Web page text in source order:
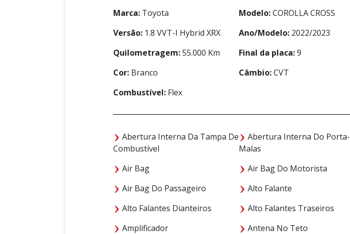
Marca: Toyota Modelo:COROLLA CROSS
Versão: 1.8 VVT-I Hybrid XRX Ano/Modelo: 2022/2023
Quilometragem:55.000 Km Final da placa:9
Cor: Branco Câmbio:CVT
Combustível: Flex
Abertura Interna Da Tampa De
Combustível
Abertura Interna Do Porta-
Malas
Air Bag
Air Bag Do Motorista
Air Bag Do Passageiro
Alto Falante
Alto Falantes Dianteiros
Alto Falantes Traseiros
Amplificador
Antena No Teto